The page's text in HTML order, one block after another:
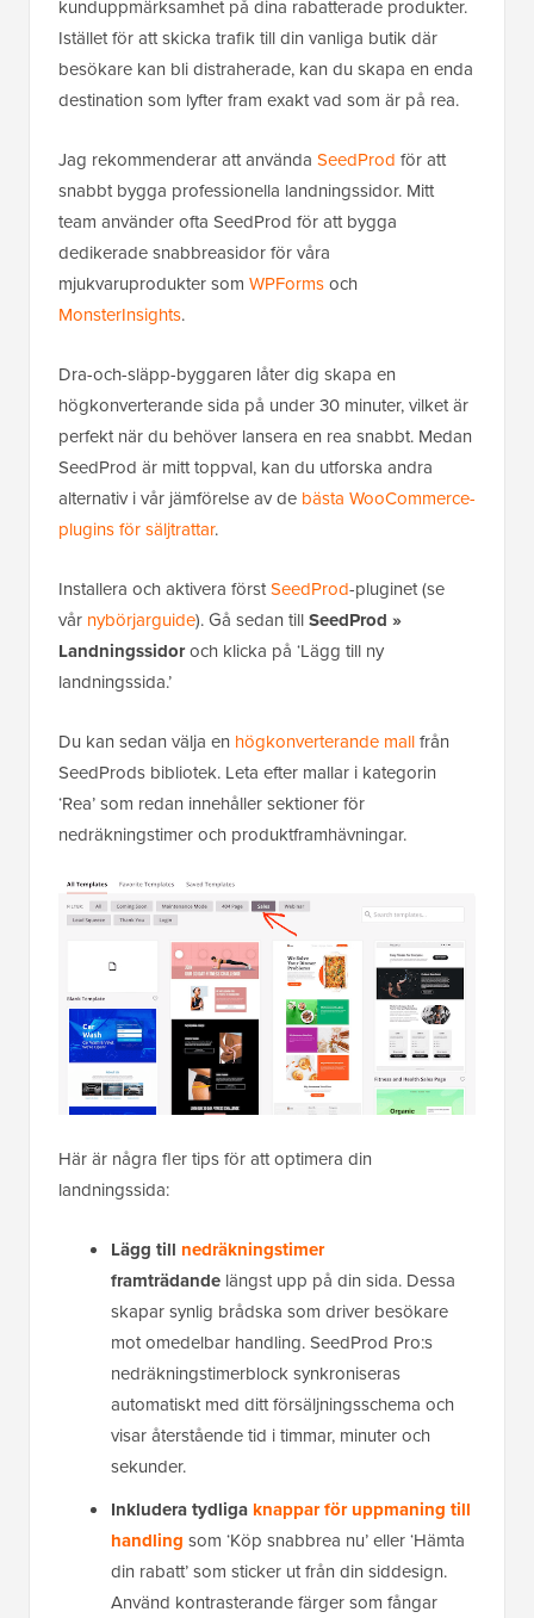
kunduppmärksamhet på dina rabatterade produkter.
Istället för att skicka trafik till din vanliga butik där
besökare kan bli distraherade, kan du skapa en enda
destination som lyfter fram exakt vad som är på rea.
Jag rekommenderar att använda SeedProd för att
snabbt bygga professionella landningssidor. Mitt
team använder ofta SeedProd för att bygga
dedikerade snabbreasidor för våra
mjukvaruprodukter som WPFormsoch
MonsterInsights.
Dra-och-släpp-byggaren låter dig skapa en
högkonverterande sida på under 30 minuter, vilket är
perfekt när du behöver lansera en rea snabbt. Medan
SeedProd är mitt toppval, kan du utforska andra
alternativ i vår jämförelse av de bästa WooCommerce-
plugins för säljtrattar.
Installera och aktivera förstSeedProd-pluginet (se
vår nybörjarguide). Gå sedan tillSeedProd »
Landningssidoroch klicka på ‘Lägg till ny
landningssida.’
Du kan sedan välja en högkonverterande mallfrån
SeedProds bibliotek. Leta efter mallar i kategorin
‘Rea’ som redan innehåller sektioner för
nedräkningstimer och produktframhävningar.
Här är några fler tips för att optimera din
landningssida:
Lägg till nedräkningstimer
framträdande längst upp på din sida. Dessa
skapar synlig brådska som driver besökare
mot omedelbar handling. SeedProd Pro:s
nedräkningstimerblock synkroniseras
automatiskt med ditt försäljningsschema och
visar återstående tid i timmar, minuter och
sekunder.
Inkludera tydliga knappar för uppmaning till
handling som ‘Köp snabbrea nu’ eller ‘Hämta
din rabatt’ som sticker ut från din siddesign.
Använd kontrasterande färger som fångar